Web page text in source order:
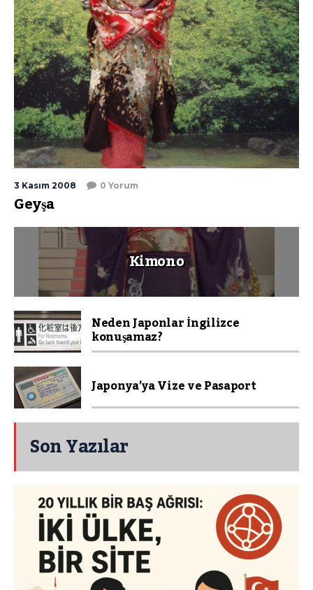
3 Kasım 2008 0 Yorum
Geyşa
Kimono
Neden Japonlar İngilizce
konuşamaz?
Japonya’ya Vize ve Pasaport
Son Yazılar